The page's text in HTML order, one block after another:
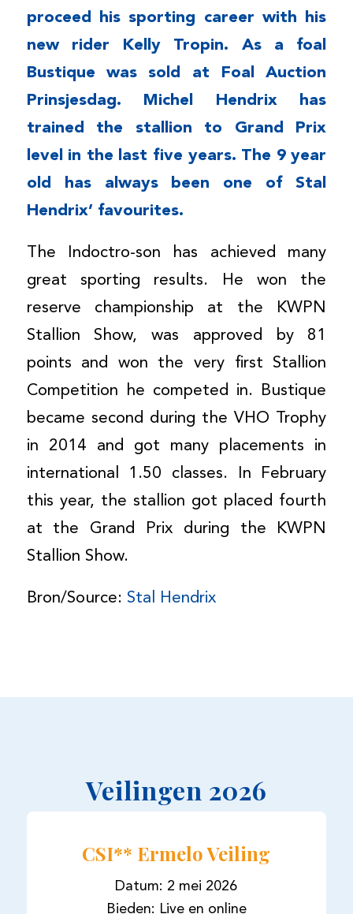
proceed his sporting career with his
new rider Kelly Tropin. As a foal
Bustique was sold at Foal Auction
Prinsjesdag. Michel Hendrix has
trained the stallion to Grand Prix
level in the last five years. The 9 year
old has always been one of Stal
Hendrix’ favourites.
The Indoctro-son has achieved many
great sporting results. He won the
reserve championship at the KWPN
Stallion Show, was approved by 81
points and won the very first Stallion
Competition he competed in. Bustique
became second during the VHO Trophy
in 2014 and got many placements in
international 1.50 classes. In February
this year, the stallion got placed fourth
at the Grand Prix during the KWPN
Stallion Show.
Bron/Source: Stal Hendrix
Veilingen 2026
CSI** Ermelo Veiling
Datum: 2 mei 2026
Bieden: Live en online